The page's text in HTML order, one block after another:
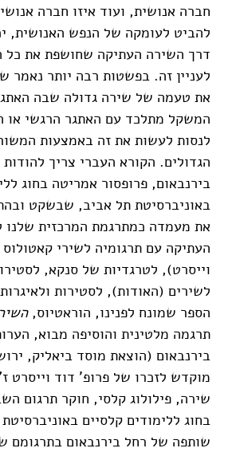
חברה אנושית, ועוד איזו חברה
להביט לעומקה של הנפש האנושית,
דרך השירה העתיקה שחושפת את כל
לעניין זה. בפשטות רבה יותר נאמר
את טעמה של שירה גדולה שבה
המשקל מתלכד עם האתגר הרגשי או
לנסות לעשות את זה באמצעות
הגדולים. הקורא העברי צריך
בירנבאום, פרופסור אמריטה בחוג
באוניברסיטת תל אביב, שבשקט
את מעמדה כמתרגמת המרכזית שלנו
העתיקה עם תרגומיה לשירי
וייסרט), לטרגדיות של סנקא,
לשירים (האודות), לסטירות
הספר שמונח לפנינו, הוראטיוס,
תרגמה מלטינית והוסיפה מבוא,
מוקדש לזכרו של פרופ' דוד וייסרט
שירה, פילולוג קלסי, חוקר תרגום
בחוג ללימודים קלסיים
שותפה של רחל בירנבאום בתרגומם